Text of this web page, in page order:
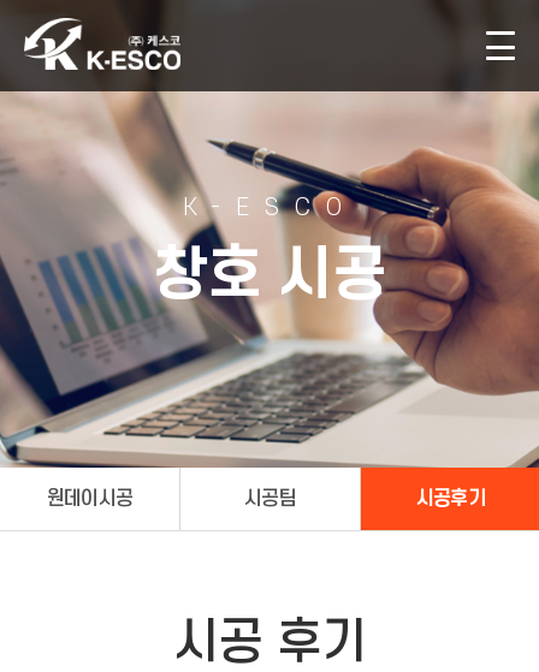
K-ESCO
창호 시공
원데이시공 시공팀 시공후기
시공 후기